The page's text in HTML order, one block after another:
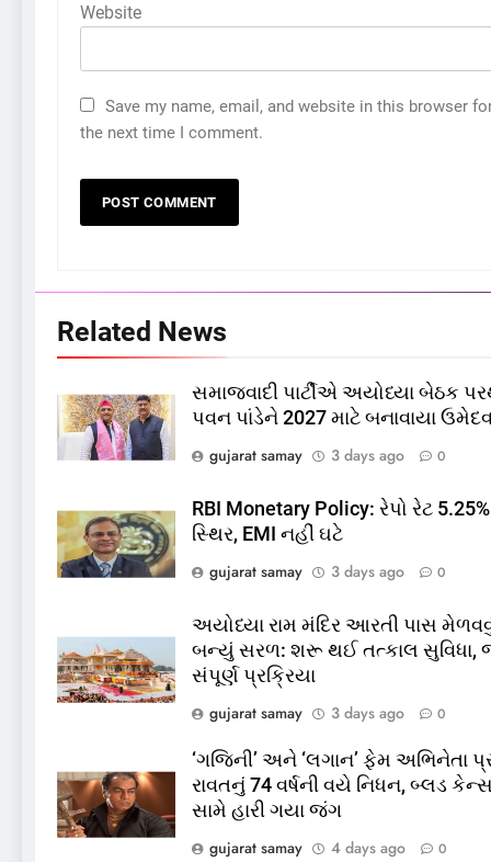
Website
Save my name, email, and website in this browser
the next time I comment.
Related News
સમાજવાદી પાર્ટીએ અયોધ્યા બેઠક
પવન પાંડેને 2027 માટે બનાવાયા
gujarat samay
3 days ago 0
RBI Monetary Policy: રેપો રેટ
સ્થિર, EMI નહીં ઘટે
gujarat samay
3 days ago 0
અયોધ્યા રામ મંદિર આરતી પાસ
બન્યું સરળ: શરૂ થઈ તત્કાલ સુવિધા,
સંપૂર્ણ પ્રક્રિયા
gujarat samay
3 days ago 0
‘ગજિની’ અને ‘લગાન’ ફેમ અભિનેતા
રાવતનું 74 વર્ષની વયે નિધન, બ્લડ
સામે હારી ગયા જંગ
gujarat samay
4 days ago 0
કોડીનારના છારા દરિયાકાંઠે પાંચ
6
પાસપોર્ટ વેરિફિકેશન માટે હવે
પોલીસ સ્ટેશનના ધક્કામાંથી
મુક્તિ,ગુજરાતમાં વેરિફિકેશન
GUJARAT TOP NEWS
રાજ્યસભામાં ‘જન્મ અને મૃત્યુ
નોંધણી બિલ2026’ ધ્વનિમતથી
INDIA
શું તમારું મધ કે ઘી ખરેખર શુદ્ધ
છે? FSSAIએ ડાબરના દાવાઓની
INDIA TOP NEWS
સમાજવાદી પાર્ટીએ અયોધ્યા
બેઠક પરથી પવન પાંડેને 2027
માટે બનાવાયા ઉમેદવાર
INDIA TOP NEWS